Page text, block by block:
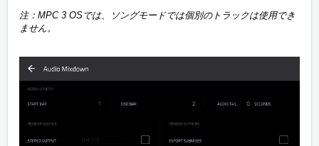
注：MPC 3 OSでは、ソングモードでは個別のトラックは使用でき
ません。